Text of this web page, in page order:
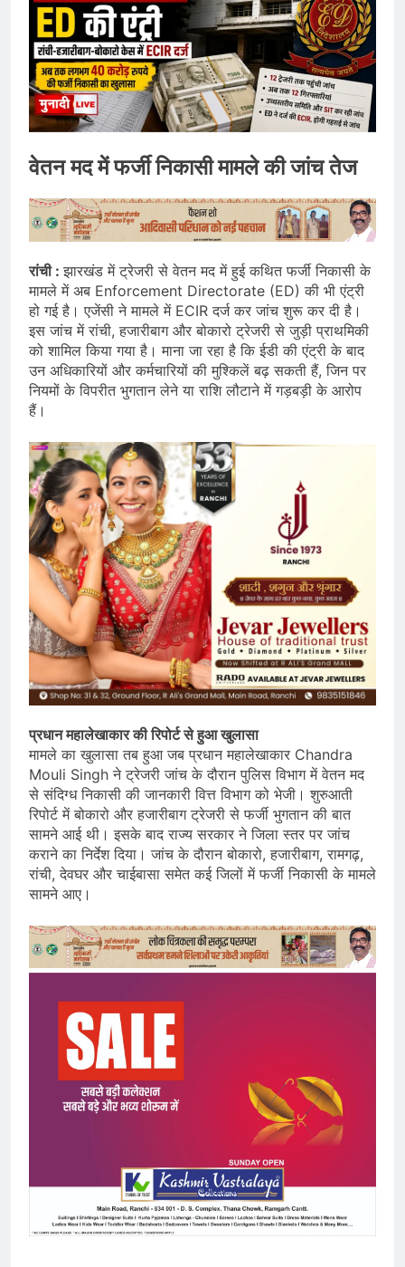
वेतन मद में फर्जी निकासी मामले की जांच तेज
रांची :झारखंड में ट्रेजरी से वेतन मद में हुई कथित फर्जी निकासी के
मामले में अब Enforcement Directorate (ED) की भी एंट्री
हो गई है। एजेंसी ने मामले में ECIR दर्ज कर जांच शुरू कर दी है।
इस जांच में रांची, हजारीबाग और बोकारो ट्रेजरी से जुड़ी प्राथमिकी
को शामिल किया गया है। माना जा रहा है कि ईडी की एंट्री के बाद
उन अधिकारियों और कर्मचारियों की मुश्किलें बढ़ सकती हैं, जिन पर
नियमों के विपरीत भुगतान लेने या राशि लौटाने में गड़बड़ी के आरोप
हैं।
प्रधान महालेखाकार की रिपोर्ट से हुआ खुलासा
मामले का खुलासा तब हुआ जब प्रधान महालेखाकार Chandra
Mouli Singh ने ट्रेजरी जांच के दौरान पुलिस विभाग में वेतन मद
से संदिग्ध निकासी की जानकारी वित्त विभाग को भेजी। शुरुआती
रिपोर्ट में बोकारो और हजारीबाग ट्रेजरी से फर्जी भुगतान की बात
सामने आई थी। इसके बाद राज्य सरकार ने जिला स्तर पर जांच
कराने का निर्देश दिया। जांच के दौरान बोकारो, हजारीबाग, रामगढ़,
रांची, देवघर और चाईबासा समेत कई जिलों में फर्जी निकासी के मामले
सामने आए।